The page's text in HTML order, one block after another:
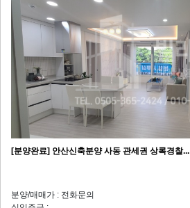
[분양완료] 안산신축분양 사동 관세권 상록경찰...
분양/매매가 : 전화문의